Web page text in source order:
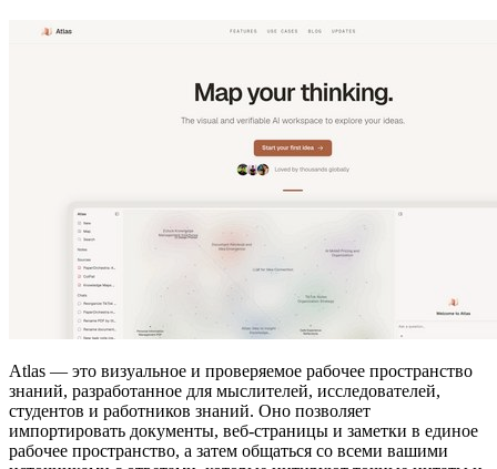
Atlas — это визуальное и проверяемое рабочее пространство
знаний, разработанное для мыслителей, исследователей,
студентов и работников знаний. Оно позволяет
импортировать документы, веб-страницы и заметки в единое
рабочее пространство, а затем общаться со всеми вашими